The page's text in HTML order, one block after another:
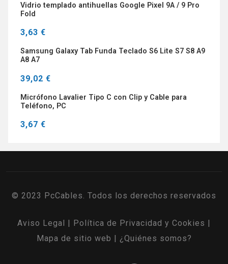
Vidrio templado antihuellas Google Pixel 9A / 9 Pro
Fold
3,63 €
Samsung Galaxy Tab Funda Teclado S6 Lite S7 S8 A9
A8 A7
39,02 €
Micrófono Lavalier Tipo C con Clip y Cable para
Teléfono, PC
3,67 €
© 2023 PcCables. Todos los derechos reservados
Aviso Legal Política de Privacidad y Cookies
Mapa de sitio web
¿Quiénes somos?